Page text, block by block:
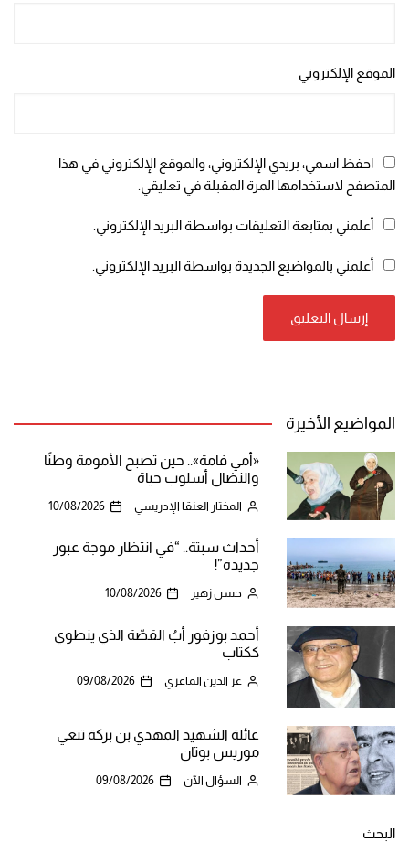
الموقع الإلكتروني
احفظ اسمي، بريدي الإلكتروني، والموقع الإلكتروني في هذا
المتصفح لاستخدامها المرة المقبلة في تعليقي.
أعلمني بمتابعة التعليقات بواسطة البريد الإلكتروني.
أعلمني بالمواضيع الجديدة بواسطة البريد الإلكتروني.
المواضيع الأخيرة
«أمي فامة».. حين تصبح الأمومة وطنًا
والنضال أسلوب حياة
المختار العنقا الإدريسي 10/08/2026
أحداث سبتة.. “في انتظار موجة عبور
جديدة”!
حسن زهير 10/08/2026
أحمد بوزفور أبُ القصّة الذي ينطوي
ككتاب
عز الدين الماعزي 09/08/2026
عائلة الشهيد المهدي بن بركة تنعي
موريس بوتان
السؤال الآن 09/08/2026
البحث